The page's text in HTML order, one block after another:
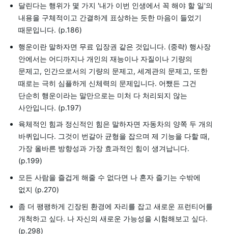
달린다는 행위가 몇 가지 '내가 이번 인생에서 꼭 해야 할 일'의
내용을 구체적이고 간결하게 표상하는 듯한 마음이 들었기
때문입니다. (p.186)
행운이란 말하자면 무료 입장권 같은 것입니다. (중략) 행사장
안에서는 어디까지나 개인의 재능이나 자질이나 기량의
문제고, 인간으로서의 기량의 문제고, 세계관의 문제고, 또한
때로는 극히 심플하게 신체력의 문제입니다. 어쨌든 그건
단순히 행운이라는 말만으로는 미처 다 처리되지 않는
사안입니다. (p.197)
육체적인 힘과 정신적인 힘은 말하자면 자동차의 양쪽 두 개의
바퀴입니다. 그것이 번갈아 균형을 잡으며 제 기능을 다할 때,
가장 올바른 방향성과 가장 효과적인 힘이 생겨납니다.
(p.199)
모든 사람을 즐겁게 해줄 수 없다면 나 혼자 즐기는 수밖에
없지 (p.270)
좀 더 팽팽하게 긴장된 환경에 자리를 잡고 새로운 프런티어를
개척하고 싶다. 나 자신의 새로운 가능성을 시험해보고 싶다.
(p.298)